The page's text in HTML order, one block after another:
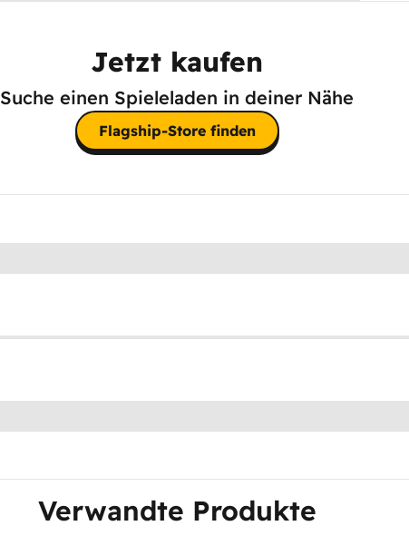
Jetzt kaufen
Suche einen Spieleladen in deiner Nähe
Flagship-Store finden
Verwandte Produkte